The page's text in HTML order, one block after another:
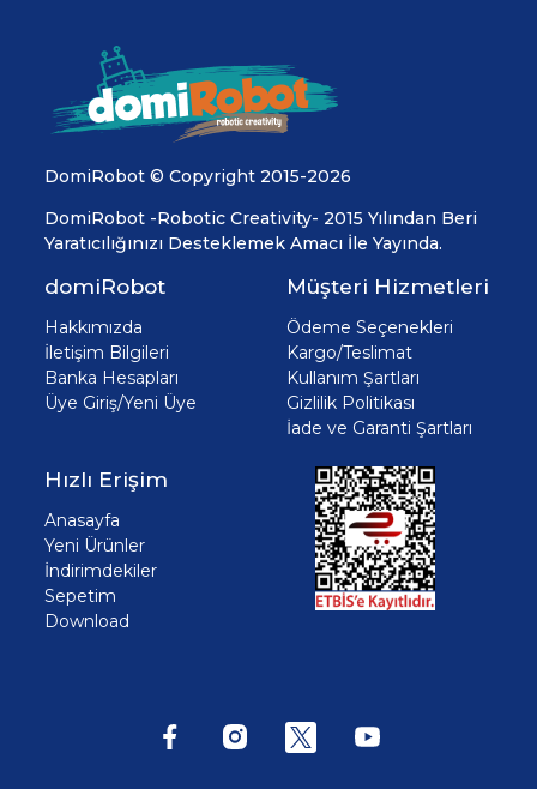
DomiRobot © Copyright 2015-2026
DomiRobot -Robotic Creativity- 2015 Yılından Beri
Yaratıcılığınızı Desteklemek Amacı İle Yayında.
domiRobot
Hakkımızda
İletişim Bilgileri
Banka Hesapları
Üye Giriş/Yeni Üye
Müşteri Hizmetleri
Ödeme Seçenekleri
Kargo/Teslimat
Kullanım Şartları
Gizlilik Politikası
İade ve Garanti Şartları
Hızlı Erişim
Anasayfa
Yeni Ürünler
İndirimdekiler
Sepetim
Download